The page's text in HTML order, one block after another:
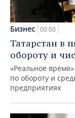
Бизнес 00:00
Татарстан в
обороту и
«Реальное
по обороту и
предприятиях